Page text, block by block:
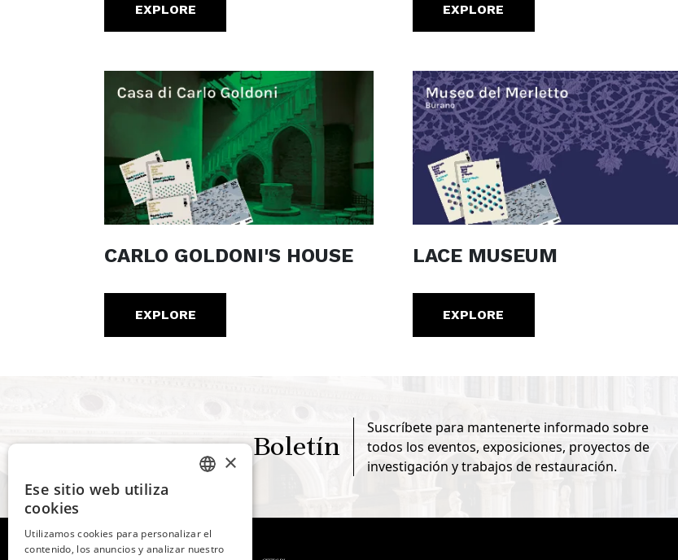
EXPLORE EXPLORE
CARLO GOLDONI'S HOUSE
EXPLORE
LACE MUSEUM
EXPLORE
Boletín
Suscríbete para mantenerte informado sobre
todos los eventos, exposiciones, proyectos de
investigación y trabajos de restauración.
SPANISH
×
Ese sitio web utiliza
cookies
Utilizamos cookies para personalizar el
contenido, los anuncios y analizar nuestro